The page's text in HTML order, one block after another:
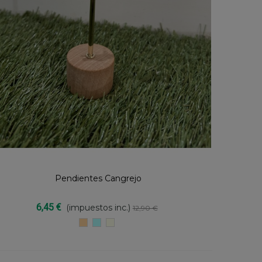
Compartir
Pendientes Cangrejo
6,45 € (impuestos inc.) 12,90 €
SALMON